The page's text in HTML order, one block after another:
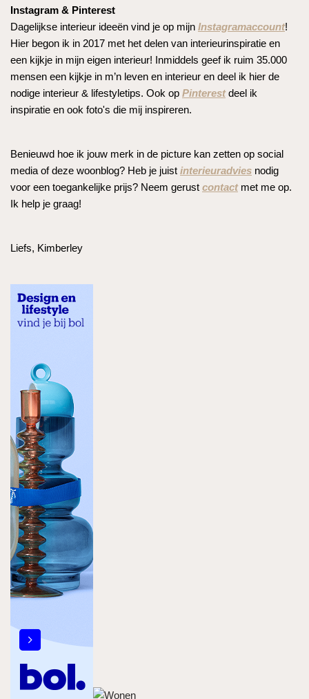
Instagram & Pinterest
Dagelijkse interieur ideeën vind je op mijn Instagramaccount!
Hier begon ik in 2017 met het delen van interieurinspiratie en
een kijkje in mijn eigen interieur! Inmiddels geef ik ruim 35.000
mensen een kijkje in m’n leven en interieur en deel ik hier de
nodige interieur & lifestyletips. Ook op Pinterestdeel ik
inspiratie en ook foto's die mij inspireren.
Benieuwd hoe ik jouw merk in de picture kan zetten op social
media of deze woonblog? Heb je juist interieuradvies nodig
voor een toegankelijke prijs? Neem gerust contactmet me op.
Ik help je graag!
Liefs, Kimberley